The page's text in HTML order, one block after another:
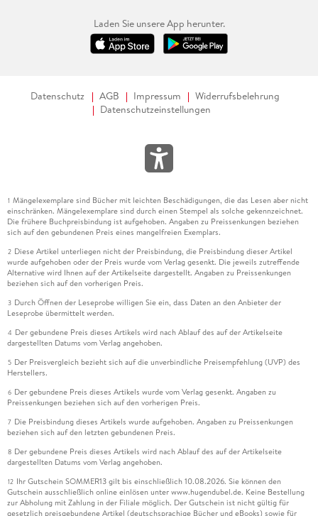
Laden Sie unsere App herunter.
Datenschutz AGB Impressum
Widerrufsbelehrung
Datenschutzeinstellungen
1 Mängelexemplare sind Bücher mit leichten Beschädigungen, die das Lesen aber nicht
einschränken. Mängelexemplare sind durch einen Stempel als solche gekennzeichnet.
Die frühere Buchpreisbindung ist aufgehoben. Angaben zu Preissenkungen beziehen
sich auf den gebundenen Preis eines mangelfreien Exemplars.
2 Diese Artikel unterliegen nicht der Preisbindung, die Preisbindung dieser Artikel
wurde aufgehoben oder der Preis wurde vom Verlag gesenkt. Die jeweils zutreffende
Alternative wird Ihnen auf der Artikelseite dargestellt. Angaben zu Preissenkungen
beziehen sich auf den vorherigen Preis.
3 Durch Öffnen der Leseprobe willigen Sie ein, dass Daten an den Anbieter der
Leseprobe übermittelt werden.
4 Der gebundene Preis dieses Artikels wird nach Ablauf des auf der Artikelseite
dargestellten Datums vom Verlag angehoben.
5 Der Preisvergleich bezieht sich auf die unverbindliche Preisempfehlung (UVP) des
Herstellers.
6 Der gebundene Preis dieses Artikels wurde vom Verlag gesenkt. Angaben zu
Preissenkungen beziehen sich auf den vorherigen Preis.
7 Die Preisbindung dieses Artikels wurde aufgehoben. Angaben zu Preissenkungen
beziehen sich auf den letzten gebundenen Preis.
8 Der gebundene Preis dieses Artikels wird nach Ablauf des auf der Artikelseite
dargestellten Datums vom Verlag angehoben.
12 Ihr Gutschein SOMMER13 gilt bis einschließlich 10.08.2026. Sie können den
Gutschein ausschließlich online einlösen unter www.hugendubel.de. Keine Bestellung
zur Abholung mit Zahlung in der Filiale möglich. Der Gutschein ist nicht gültig für
gesetzlich preisgebundene Artikel (deutschsprachige Bücher und eBooks) sowie für